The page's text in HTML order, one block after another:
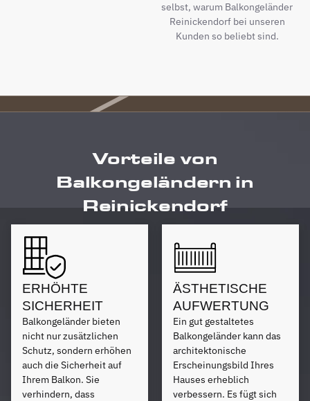
selbst, warum Balkongeländer
Reinickendorf bei unseren
Kunden so beliebt sind.
Vorteile von
Balkongeländern in
Reinickendorf
ERHÖHTE
SICHERHEIT
Balkongeländer bieten
nicht nur zusätzlichen
Schutz, sondern erhöhen
auch die Sicherheit auf
Ihrem Balkon. Sie
verhindern, dass
ÄSTHETISCHE
AUFWERTUNG
Ein gut gestaltetes
Balkongeländer kann das
architektonische
Erscheinungsbild Ihres
Hauses erheblich
verbessern. Es fügt sich